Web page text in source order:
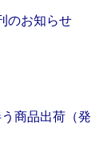
のお知らせ
商品出荷（発